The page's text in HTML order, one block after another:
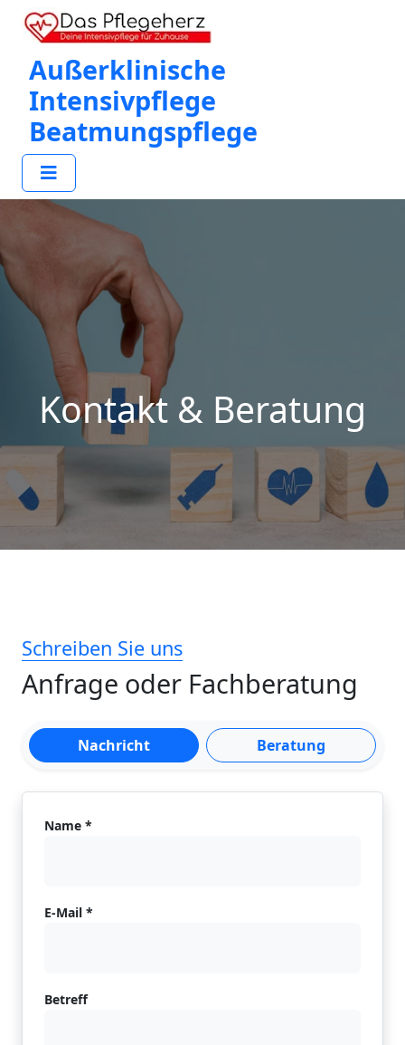
Außerklinische
Intensivpflege
Beatmungspflege
Kontakt & Beratung
Schreiben Sie uns
Anfrage oder Fachberatung
Nachricht Beratung
Name *
E-Mail *
Betreff